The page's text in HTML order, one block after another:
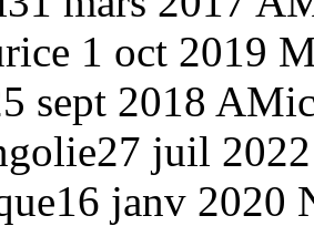
1 oct 2019
sept 2018 A
27 juil
16 janv 2020